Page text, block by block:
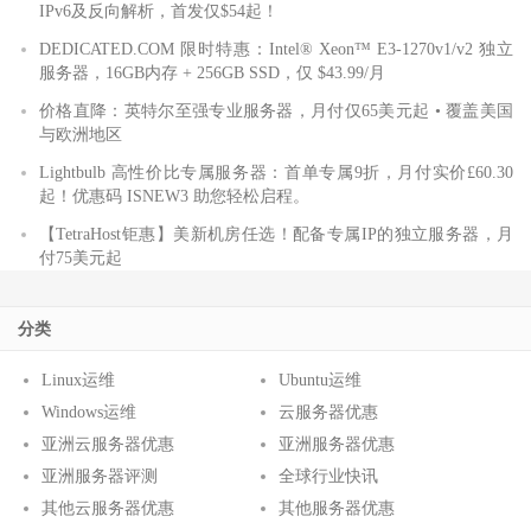
IPv6及反向解析，首发仅$54起！
DEDICATED.COM 限时特惠：Intel® Xeon™ E3-1270v1/v2 独立
服务器，16GB内存 + 256GB SSD，仅 $43.99/月
价格直降：英特尔至强专业服务器，月付仅65美元起 • 覆盖美国
与欧洲地区
Lightbulb 高性价比专属服务器：首单专属9折，月付实价£60.30
起！优惠码 ISNEW3 助您轻松启程。
【TetraHost钜惠】美新机房任选！配备专属IP的独立服务器，月
付75美元起
分类
Linux运维
Ubuntu运维
Windows运维
云服务器优惠
亚洲云服务器优惠
亚洲服务器优惠
亚洲服务器评测
全球行业快讯
其他云服务器优惠
其他服务器优惠